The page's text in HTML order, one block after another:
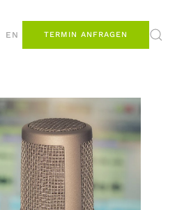
EN TERMIN ANFRAGEN